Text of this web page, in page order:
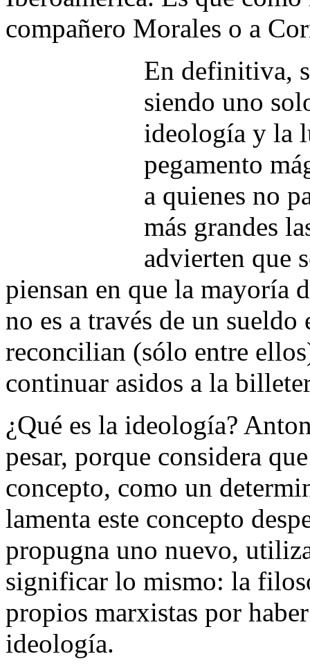
compañero Morales o a
En definitiva,
siendo uno
ideología y la
pegamento
a quienes no
más grandes
advierten que
piensan en que la mayoría
no es a través de un sueldo
reconcilian (sólo entre
continuar asidos a la
¿Qué es la ideología?
pesar, porque considera
concepto, como un
lamenta este concepto
propugna uno nuevo,
significar lo mismo: la
propios marxistas por
ideología.